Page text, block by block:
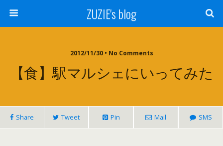
ZUZIE's blog
2012/11/30 • No Comments
【食】駅マルシェにいってみた
Share Tweet Pin Mail SMS